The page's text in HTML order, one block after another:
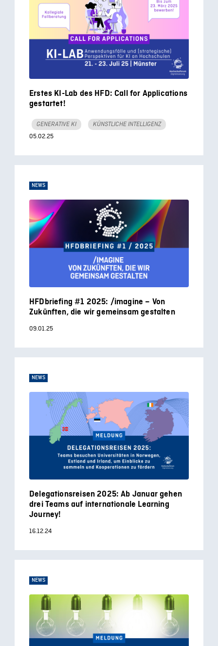
Erstes KI-Lab des HFD: Call for Applications
gestartet!
GENERATIVE KI KÜNSTLICHE INTELLIGENZ
05.02.25
NEWS
HFDbriefing #1 2025: /imagine – Von
Zukünften, die wir gemeinsam gestalten
09.01.25
NEWS
Delegationsreisen 2025: Ab Januar gehen
drei Teams auf internationale Learning
Journey!
16.12.24
NEWS